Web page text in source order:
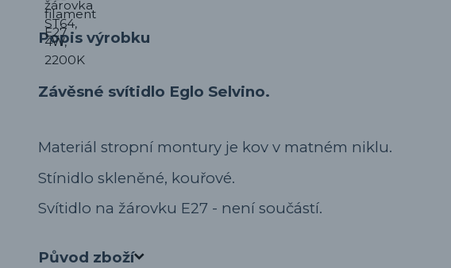
Popis výrobku
Závěsné svítidlo Eglo Selvino.
Materiál stropní montury je kov v matném niklu.
Stínidlo skleněné, kouřové.
Svítidlo na žárovku E27 - není součástí.
Původ zboží